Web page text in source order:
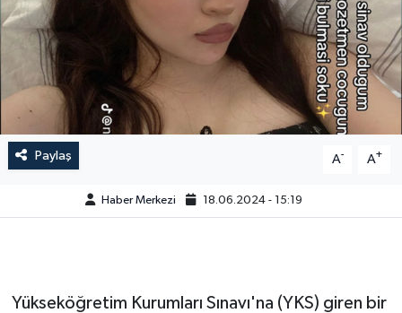
Paylaş A- A+
Haber Merkezi 18.06.2024 - 15:19
Yükseköğretim Kurumları Sınavı'na (YKS) giren bir